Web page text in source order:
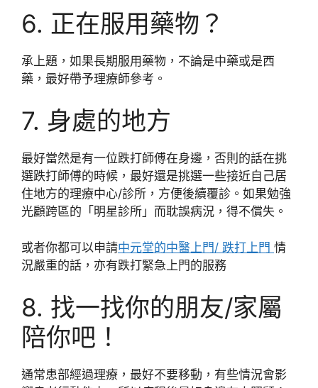
6. 正在服用藥物？
承上題，如果長期服用藥物，不論是中藥或是西
藥，最好帶予理療師參考。
7. 身處的地方
最好當然是有一位跌打師傅在身邊，否則的話在挑
選跌打師傅的時候，最好還是挑選一些接近自己居
住地方的理療中心/診所，方便後續覆診。如果勉強
光顧跨區的「明星診所」而耽誤病況，得不償失。
或者你都可以申請中元堂的中醫上門/ 跌打上門 情
況嚴重的話，亦有跌打緊急上門的服務
8. 找一找你的朋友/家屬
陪你吧！
通常患部經過理療，最好不要移動，有些情況會影